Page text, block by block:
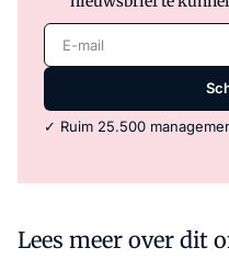
E-mail
✓ Ruim 25.500
Lees meer over dit